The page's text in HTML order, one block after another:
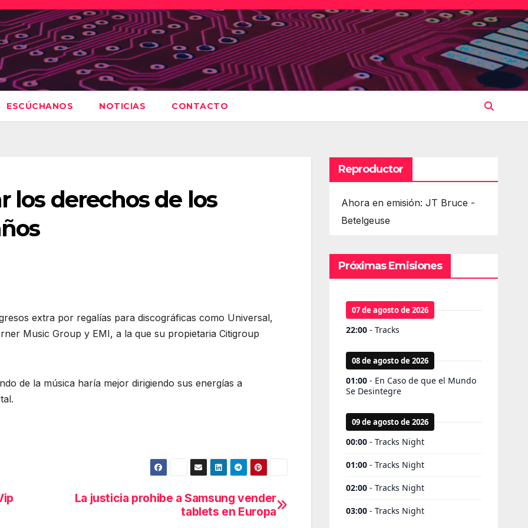
ESCÚCHANOS NOTICIAS CONTACTO
los derechos de los
extra por regalías para discográficas como Universal,
Music Group y EMI, a la que su propietaria Citigroup
de la música haría mejor dirigiendo sus energías a
La justicia prohibe a Samsung vender
tablets en Europa
Reproductor
Ahora en emisión: JT Bruce -
Betelgeuse
Próximas Emisiones